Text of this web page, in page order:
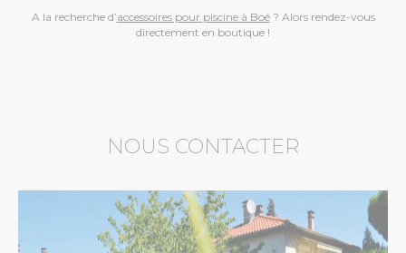
A la recherche d’accessoires pour piscine à Boé? Alors rendez-vous
directement en boutique !
NOUS CONTACTER